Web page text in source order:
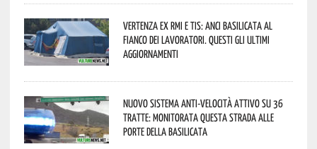
Vertenza ex RMI e TIS: ANCI Basilicata al
fianco dei lavoratori. Questi gli ultimi
aggiornamenti
Nuovo sistema anti-velocità attivo su 36
tratte: monitorata questa strada alle
porte della Basilicata